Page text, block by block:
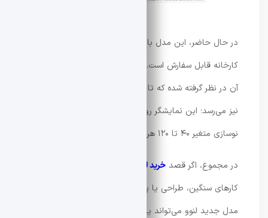
کارخانه قابل سفارش است. همچنین سه گزینه نمایشگر برای
نوسازی متغیر ۴۰ تا ۱۲۰ هرتز را ارائه می‌دهد.
در مجموع، اگر قصد خرید لپ تاپ
کارهای سنگین، طراحی یا پردازش‌های گرافیکی دارید، این
مدل جدید لنوو می‌تواند یکی از گزینه‌های جدی برای خرید